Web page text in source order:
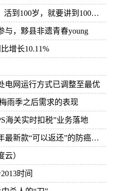
100岁，就要讲到100岁！
与，黟县非遗青春young
增长10.11%
电网运行方式已调整至最优
雨季之后需求的表现
海关实时扣税”业务落地
可以返还”的防癌险多少钱一年？
）
时间